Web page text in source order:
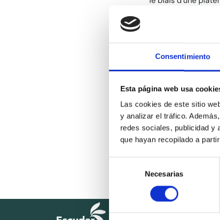
Consentimiento
Esta página web usa
Las cookies de este sitio
y analizar el tráfico.
redes sociales, publicidad y
que hayan recopilado a
consentimiento
Necesarias
Les informations
d’indépendance,
Vous pouvez
:Protocole du
Vous pouvez
signalementouv
signalement
À propos